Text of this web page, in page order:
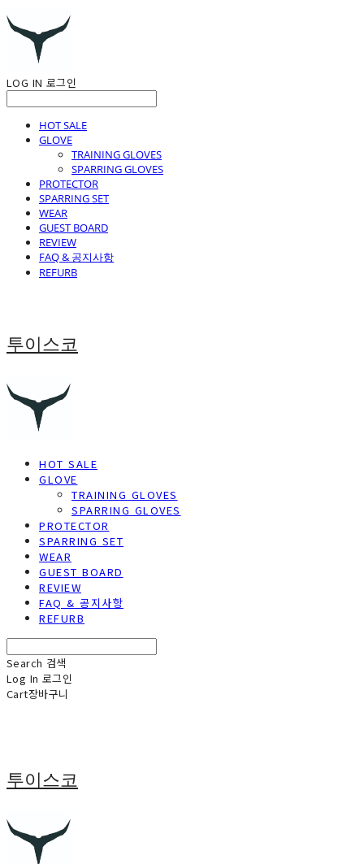
LOG IN 로그인
HOT SALE
GLOVE
TRAINING GLOVES
SPARRING GLOVES
PROTECTOR
SPARRING SET
WEAR
GUEST BOARD
REVIEW
FAQ & 공지사항
REFURB
투이스코
HOT SALE
GLOVE
TRAINING GLOVES
SPARRING GLOVES
PROTECTOR
SPARRING SET
WEAR
GUEST BOARD
REVIEW
FAQ & 공지사항
REFURB
Search 검색
Log In 로그인
Cart장바구니
투이스코